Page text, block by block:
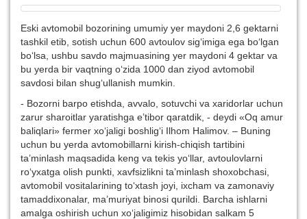
Eski avtomobil bozorining umumiy yer maydoni 2,6 gektarni
tashkil etib, sotish uchun 600 avtoulov sig‘imiga ega bo‘lgan
bo‘lsa, ushbu savdo majmuasining yer maydoni 4 gektar va
bu yerda bir vaqtning o‘zida 1000 dan ziyod avtomobil
savdosi bilan shug‘ullanish mumkin.
- Bozorni barpo etishda, avvalo, sotuvchi va xaridorlar uchun
zarur sharoitlar yaratishga e’tibor qaratdik, - deydi «Oq amur
baliqlari» fermer xo‘jaligi boshlig‘i Ilhom Halimov. – Buning
uchun bu yerda avtomobillarni kirish-chiqish tartibini
ta’minlash maqsadida keng va tekis yo‘llar, avtoulovlarni
ro‘yxatga olish punkti, xavfsizlikni ta’minlash shoxobchasi,
avtomobil vositalarining to‘xtash joyi, ixcham va zamonaviy
tamaddixonalar, ma’muriyat binosi qurildi. Barcha ishlarni
amalga oshirish uchun xo‘jaligimiz hisobidan salkam 5